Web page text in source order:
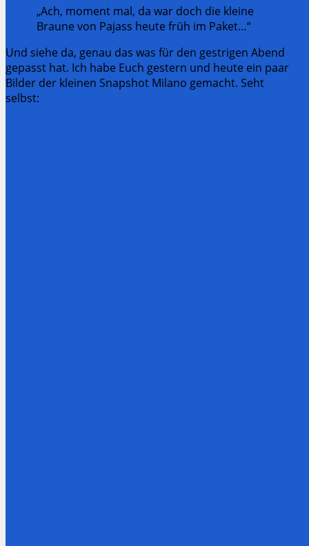
„Ach, moment mal, da war doch die kleine
Braune von Pajass heute früh im Paket…“
Und siehe da, genau das was für den gestrigen Abend
gepasst hat. Ich habe Euch gestern und heute ein paar
Bilder der kleinen Snapshot Milano gemacht. Seht
selbst: